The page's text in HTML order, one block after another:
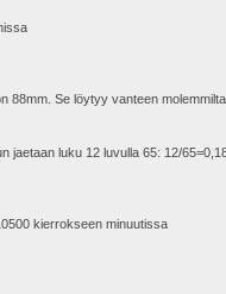
Se löytyy vanteen
jaetaan luku 12 luvulla 65: 12/
kierrokseen minuutissa